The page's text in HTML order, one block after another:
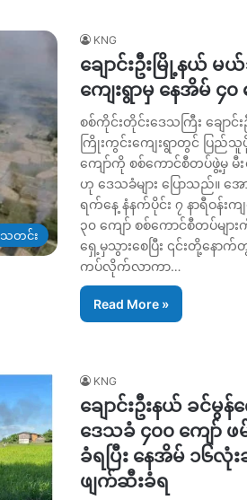
သတင်း
KNG
ချောင်းဦးမြို့နယ်
ကျေးရွာမှ နေအိမ် ၄၀
စစ်ကိုင်းတိုင်းဒေသကြီး ချော
ကြိုးကွင်း‌ကျေးရွာတွင် ပြည်သူပို
ကျော်ကို စစ်ကောင်စီတပ်ဖွဲ့မှ
ဟု ဒေသခံများ ပြောသည်။
ရက်နေ့ နံနက်ပိုင်း ၇ နာရီဝန်း
၃၀ ကျော် စစ်ကောင်စီတပ်မျ
ရှေ့မှသွားစေပြီး ၎င်းတို့နော
ကပ်လိုက်လာကာ…
Read More »
KNG
ချောင်းဦးနယ် ခင်မွန်
ဒေသခံ ၄၀၀ ကျော်
ခံရပြီး နေအိမ် ၁၆လုံး
ဖျက်ဆီးခံရ